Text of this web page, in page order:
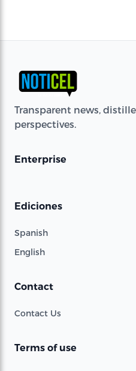
Transparent news,
perspectives.
Enterprise
Ediciones
Spanish
English
Contact
Contact Us
Terms of use